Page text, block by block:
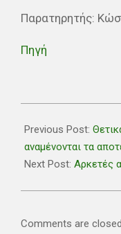
Παρατηρητής:
Πηγή
01-
05
Previous Post:
αναμένονται τα
Next Post: Αρκετές
Comments are